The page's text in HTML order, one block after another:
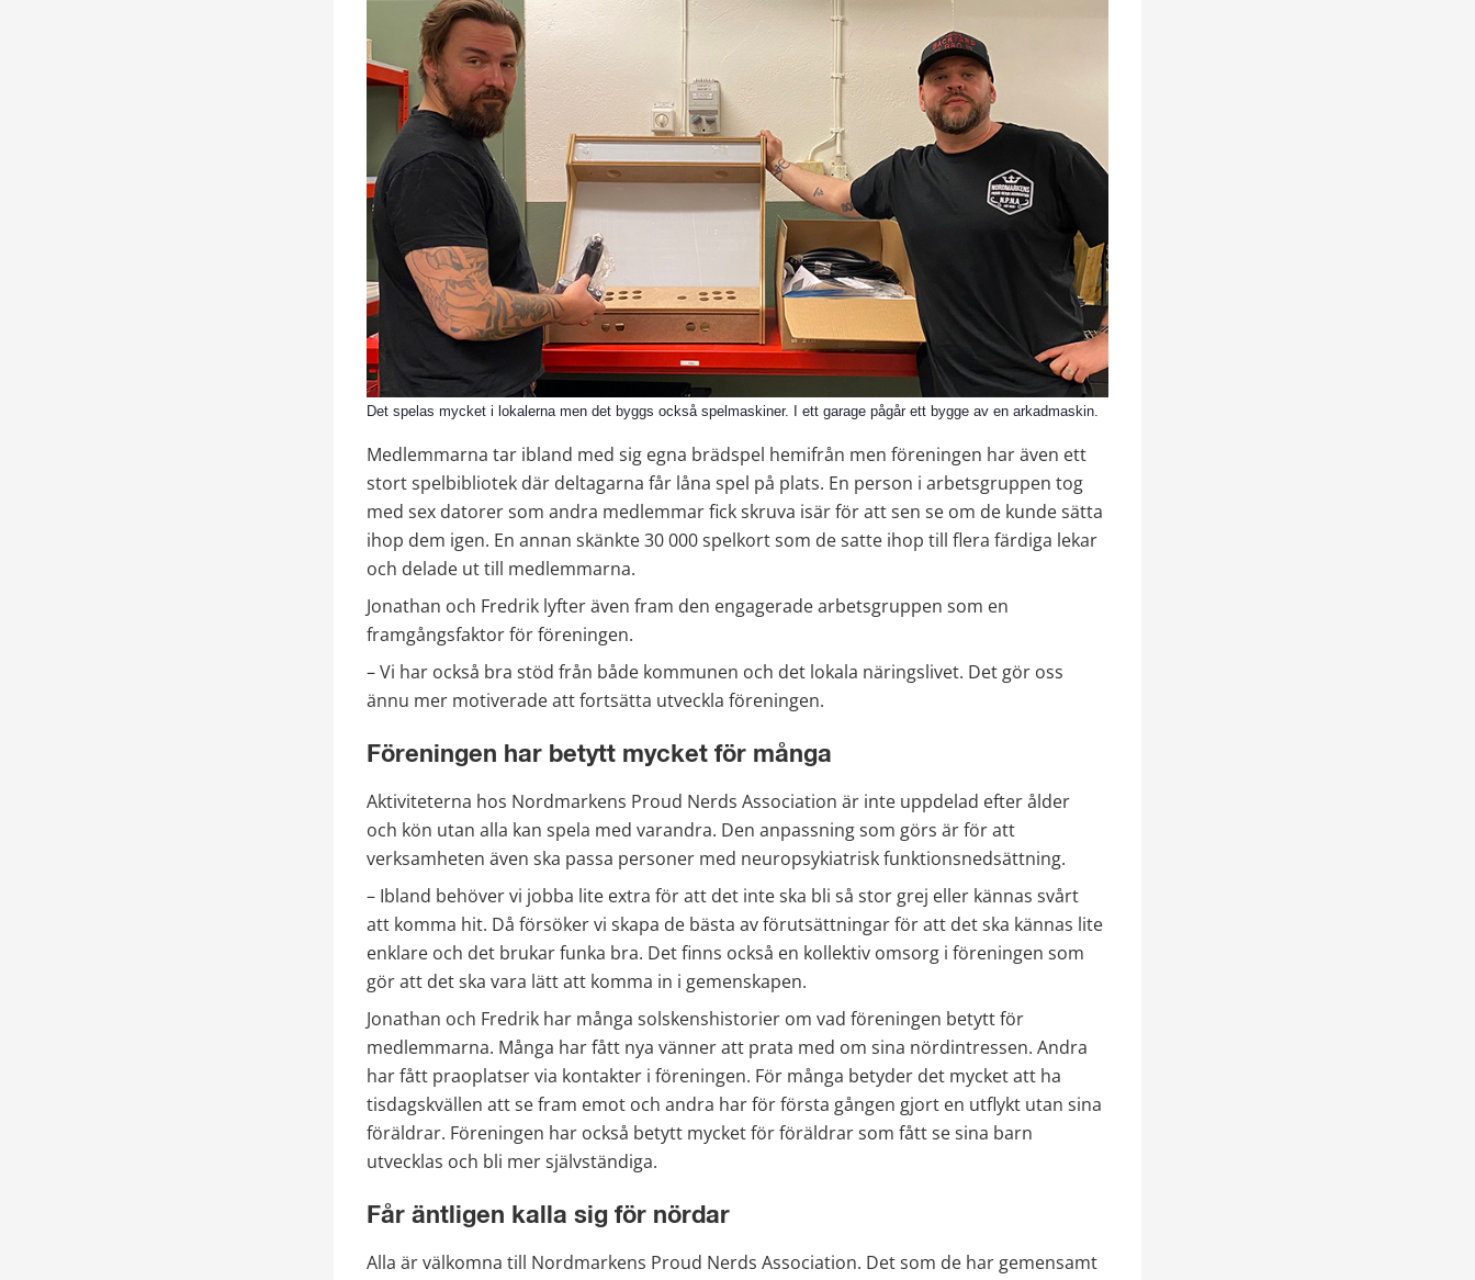
Det spelas mycket i lokalerna men det byggs också spelmaskiner. I ett garage pågår ett bygge av en arkadmaskin.
Medlemmarna tar ibland med sig egna brädspel hemifrån men föreningen har även ett
stort spelbibliotek där deltagarna får låna spel på plats. En person i arbetsgruppen tog
med sex datorer som andra medlemmar fick skruva isär för att sen se om de kunde sätta
ihop dem igen. En annan skänkte 30 000 spelkort som de satte ihop till flera färdiga lekar
och delade ut till medlemmarna.
Jonathan och Fredrik lyfter även fram den engagerade arbetsgruppen som en
framgångsfaktor för föreningen.
– Vi har också bra stöd från både kommunen och det lokala näringslivet. Det gör oss
ännu mer motiverade att fortsätta utveckla föreningen.
Föreningen har betytt mycket för många
Aktiviteterna hos Nordmarkens Proud Nerds Association är inte uppdelad efter ålder
och kön utan alla kan spela med varandra. Den anpassning som görs är för att
verksamheten även ska passa personer med neuropsykiatrisk funktionsnedsättning.
– Ibland behöver vi jobba lite extra för att det inte ska bli så stor grej eller kännas svårt
att komma hit. Då försöker vi skapa de bästa av förutsättningar för att det ska kännas lite
enklare och det brukar funka bra. Det finns också en kollektiv omsorg i föreningen som
gör att det ska vara lätt att komma in i gemenskapen.
Jonathan och Fredrik har många solskenshistorier om vad föreningen betytt för
medlemmarna. Många har fått nya vänner att prata med om sina nördintressen. Andra
har fått praoplatser via kontakter i föreningen. För många betyder det mycket att ha
tisdagskvällen att se fram emot och andra har för första gången gjort en utflykt utan sina
föräldrar. Föreningen har också betytt mycket för föräldrar som fått se sina barn
utvecklas och bli mer självständiga.
Får äntligen kalla sig för nördar
Alla är välkomna till Nordmarkens Proud Nerds Association. Det som de har gemensamt